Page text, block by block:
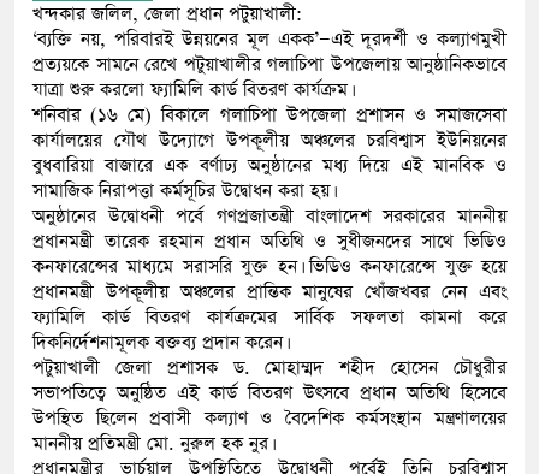
​খন্দকার জলিল, জেলা প্রধান পটুয়াখালী:
‘ব্যক্তি নয়, পরিবারই উন্নয়নের মূল একক’—এই দূরদর্শী ও কল্যাণমুখী
প্রত্যয়কে সামনে রেখে পটুয়াখালীর গলাচিপা উপজেলায় আনুষ্ঠানিকভাবে
যাত্রা শুরু করলো ফ্যামিলি কার্ড বিতরণ কার্যক্রম।
শনিবার (১৬ মে) বিকালে গলাচিপা উপজেলা প্রশাসন ও সমাজসেবা
কার্যালয়ের যৌথ উদ্যোগে উপকূলীয় অঞ্চলের চরবিশ্বাস ইউনিয়নের
বুধবারিয়া বাজারে এক বর্ণাঢ্য অনুষ্ঠানের মধ্য দিয়ে এই মানবিক ও
সামাজিক নিরাপত্তা কর্মসূচির উদ্বোধন করা হয়।
​অনুষ্ঠানের উদ্বোধনী পর্বে গণপ্রজাতন্ত্রী বাংলাদেশ সরকারের মাননীয়
প্রধানমন্ত্রী তারেক রহমান প্রধান অতিথি ও সুধীজনদের সাথে ভিডিও
কনফারেন্সের মাধ্যমে সরাসরি যুক্ত হন। ভিডিও কনফারেন্সে যুক্ত হয়ে
প্রধানমন্ত্রী উপকূলীয় অঞ্চলের প্রান্তিক মানুষের খোঁজখবর নেন এবং
ফ্যামিলি কার্ড বিতরণ কার্যক্রমের সার্বিক সফলতা কামনা করে
দিকনির্দেশনামূলক বক্তব্য প্রদান করেন।
​পটুয়াখালী জেলা প্রশাসক ড. মোহাম্মদ শহীদ হোসেন চৌধুরীর
সভাপতিত্বে অনুষ্ঠিত এই কার্ড বিতরণ উৎসবে প্রধান অতিথি হিসেবে
উপস্থিত ছিলেন প্রবাসী কল্যাণ ও বৈদেশিক কর্মসংস্থান মন্ত্রণালয়ের
মাননীয় প্রতিমন্ত্রী মো. নুরুল হক নুর।